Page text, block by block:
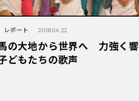
レポート 2018.04.22
の大地から世界へ 力強く響
どもたちの歌声